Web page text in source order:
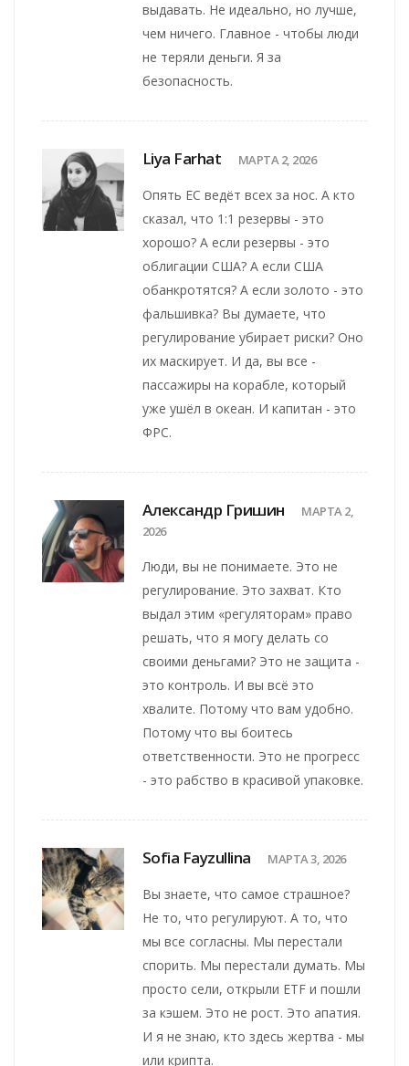
выдавать. Не идеально, но лучше,
чем ничего. Главное - чтобы люди
не теряли деньги. Я за
безопасность.
Liya Farhat МАРТА 2, 2026
Опять ЕС ведёт всех за нос. А кто
сказал, что 1:1 резервы - это
хорошо? А если резервы - это
облигации США? А если США
обанкротятся? А если золото - это
фальшивка? Вы думаете, что
регулирование убирает риски? Оно
их маскирует. И да, вы все -
пассажиры на корабле, который
уже ушёл в океан. И капитан - это
ФРС.
Александр Гришин
МАРТА 2,
2026
Люди, вы не понимаете. Это не
регулирование. Это захват. Кто
выдал этим «регуляторам» право
решать, что я могу делать со
своими деньгами? Это не защита -
это контроль. И вы всё это
хвалите. Потому что вам удобно.
Потому что вы боитесь
ответственности. Это не прогресс
- это рабство в красивой упаковке.
Sofia Fayzullina МАРТА 3, 2026
Вы знаете, что самое страшное?
Не то, что регулируют. А то, что
мы все согласны. Мы перестали
спорить. Мы перестали думать. Мы
просто сели, открыли ETF и пошли
за кэшем. Это не рост. Это апатия.
И я не знаю, кто здесь жертва - мы
или крипта.